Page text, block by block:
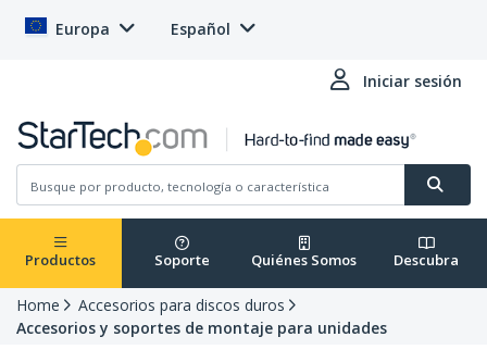
Europa Español
Iniciar sesión
Productos Soporte Quiénes Somos Descubra
Home
Accesorios para discos duros
Accesorios y soportes de montaje para unidades